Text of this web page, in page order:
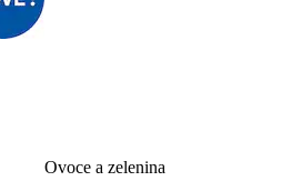
Ovoce a zelenina